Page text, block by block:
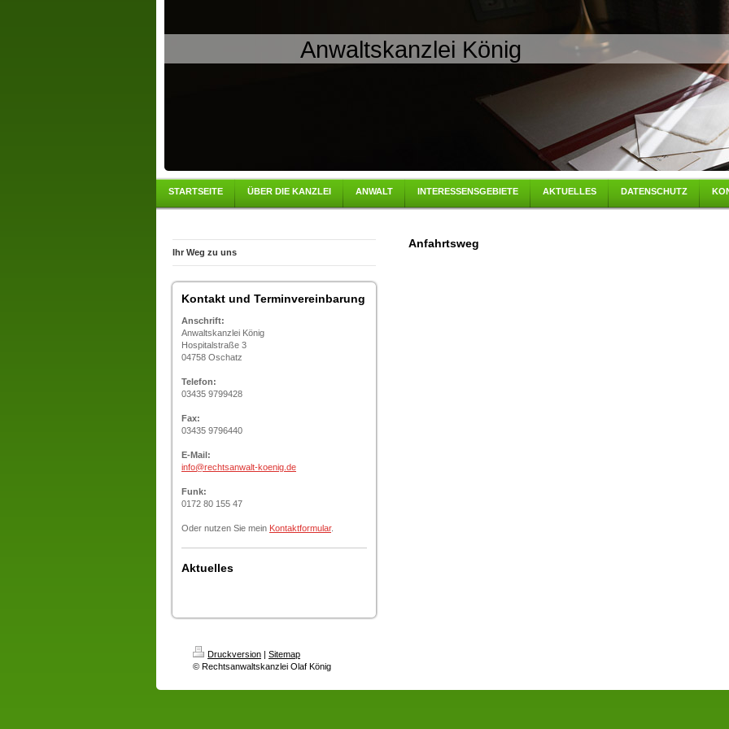
Anwaltskanzlei König
STARTSEITE ÜBER DIE KANZLEI ANWALT INTERESSENSGEBIETE AKTUELLES DATENSCHUTZ
Ihr Weg zu uns
Kontakt und Terminvereinbarung
Anschrift:
Anwaltskanzlei König
Hospitalstraße 3
04758 Oschatz
Telefon:
03435 9799428
Fax:
03435 9796440
E-Mail:
info@rechtsanwalt-koenig.de
Funk:
0172 80 155 47
Oder nutzen Sie mein Kontaktformular.
Aktuelles
Anfahrtsweg
Druckversion | Sitemap
© Rechtsanwaltskanzlei Olaf König